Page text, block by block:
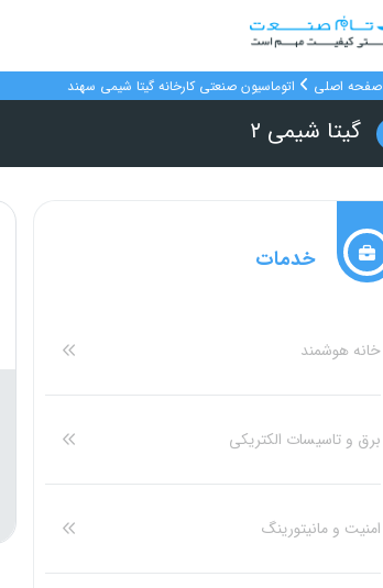
صفحه اصلی اتوماسیون صنعتی کارخانه گیتا شیمی سهند
گیتا شیمی ۲
خدمات
خانه هوشمند
برق و تاسیسات الکتریکی
امنیت و مانیتورینگ